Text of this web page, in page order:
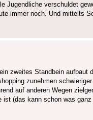
Jugendliche verschuldet
immer noch. Und mittelts
zweites Standbein aufbaut
zunehmen
auf anderen Wegen
ist (das kann schon was